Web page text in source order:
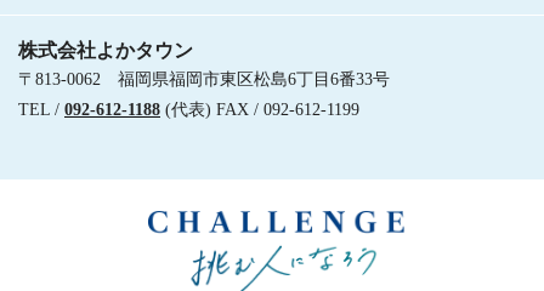
株式会社よかタウン
〒813-0062 福岡県福岡市東区松島6丁目6番33号
TEL / 092-612-1188 (代表) FAX / 092-612-1199